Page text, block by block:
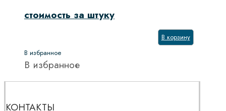
стоимость за штуку
В корзину
В избранное
В избранное
КОНТАКТЫ